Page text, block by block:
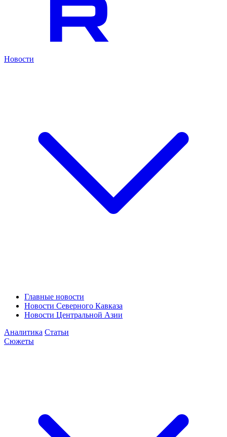
Новости
Главные новости
Новости Северного Кавказа
Новости Центральной Азии
Аналитика Статьи
Сюжеты